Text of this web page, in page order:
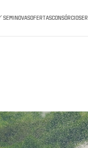
SEMINOVASOFERTASCONSÓRCIO